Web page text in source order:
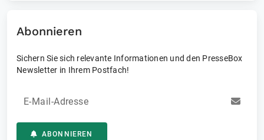
Abonnieren
Sichern Sie sich relevante Informationen und den PresseBox
Newsletter in Ihrem Postfach!
E-Mail-Adresse
ABONNIEREN